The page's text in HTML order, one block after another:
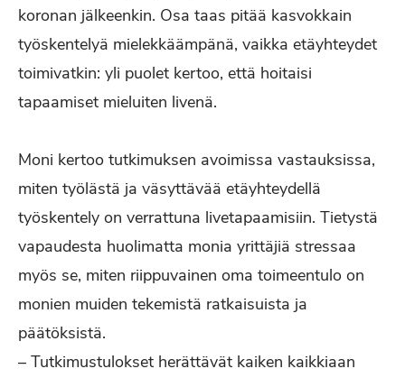
koronan jälkeenkin. Osa taas pitää kasvokkain
työskentelyä mielekkäämpänä, vaikka etäyhteydet
toimivatkin: yli puolet kertoo, että hoitaisi
tapaamiset mieluiten livenä.
Moni kertoo tutkimuksen avoimissa vastauksissa,
miten työlästä ja väsyttävää etäyhteydellä
työskentely on verrattuna livetapaamisiin. Tietystä
vapaudesta huolimatta monia yrittäjiä stressaa
myös se, miten riippuvainen oma toimeentulo on
monien muiden tekemistä ratkaisuista ja
päätöksistä.
– Tutkimustulokset herättävät kaiken kaikkiaan